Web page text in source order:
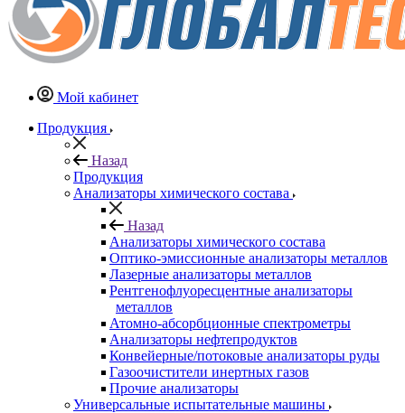
Мой кабинет
Продукция
Назад
Продукция
Анализаторы химического состава
Назад
Анализаторы химического состава
Оптико-эмиссионные анализаторы металлов
Лазерные анализаторы металлов
Рентгенофлуоресцентные анализаторы
металлов
Атомно-абсорбционные спектрометры
Анализаторы нефтепродуктов
Конвейерные/потоковые анализаторы руды
Газоочистители инертных газов
Прочие анализаторы
Универсальные испытательные машины